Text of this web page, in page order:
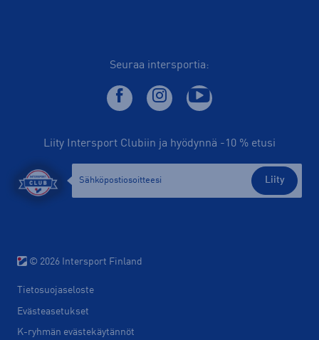
Seuraa intersportia:
Liity Intersport Clubiin ja hyödynnä -10 % etusi
Liity
© 2026 Intersport Finland
Tietosuojaseloste
Evästeasetukset
K-ryhmän evästekäytännöt